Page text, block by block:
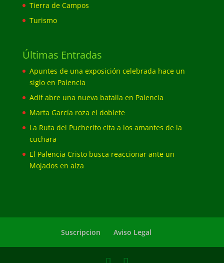
Tierra de Campos
Turismo
Últimas Entradas
Apuntes de una exposición celebrada hace un
siglo en Palencia
Adif abre una nueva batalla en Palencia
Marta García roza el doblete
La Ruta del Pucherito cita a los amantes de la
cuchara
El Palencia Cristo busca reaccionar ante un
Mojados en alza
Suscripcion Aviso Legal